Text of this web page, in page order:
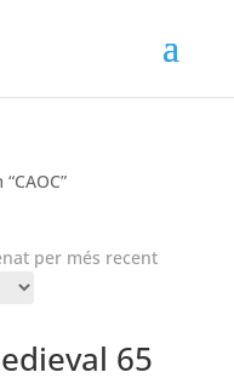
per més recent
65